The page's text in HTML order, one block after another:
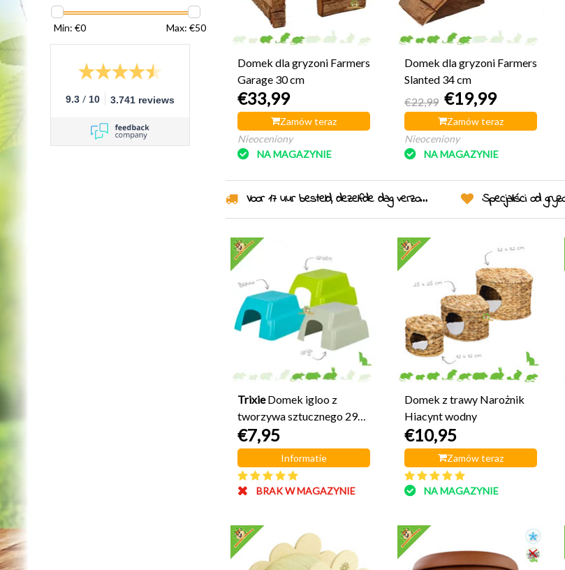
Min: €0 Max: €50
9.3 / 10 3.741 reviews
Domek dla gryzoni Farmers
Garage 30 cm
€33,99
Zamów teraz
Nieoceniony
NA MAGAZYNIE
Domek dla gryzoni Farmers
Slanted 34 cm
€22,99 €19,99
Zamów teraz
Nieoceniony
NA MAGAZYNIE
Voor 17 uur besteld, dezelfde dag verzonden! Specjaliści od
Trixie Domek igloo z
tworzywa sztucznego 29
cm
€7,95
Informatie
BRAK W MAGAZYNIE
Domek z trawy Narożnik
Hiacynt wodny
€10,95
Zamów teraz
NA MAGAZYNIE